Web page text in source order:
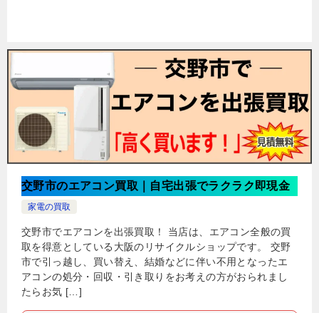
交野市のエアコン買取｜自宅出張でラクラク即現金
家電の買取
交野市でエアコンを出張買取！ 当店は、エアコン全般の買
取を得意としている大阪のリサイクルショップです。 交野
市で引っ越し、買い替え、結婚などに伴い不用となったエ
アコンの処分・回収・引き取りをお考えの方がおられまし
たらお気 […]